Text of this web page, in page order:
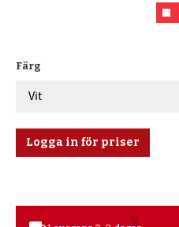
Färg
Logga in för priser